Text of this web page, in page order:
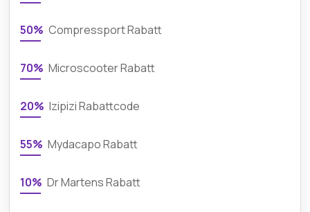
50% Compressport Rabatt
70% Microscooter Rabatt
20% Izipizi Rabattcode
55% Mydacapo Rabatt
10% Dr Martens Rabatt